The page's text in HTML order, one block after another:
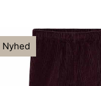
Nyhed